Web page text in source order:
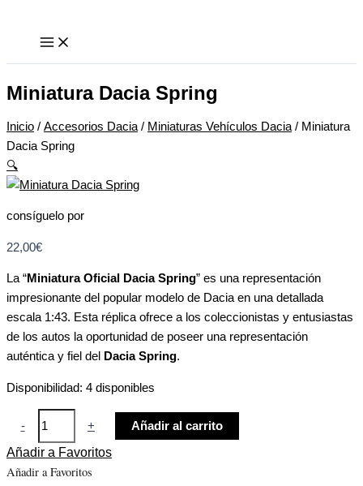
contenido
Miniatura Dacia Spring
Inicio / Accesorios Dacia / Miniaturas Vehículos Dacia / Miniatura
Dacia Spring
🔍
consíguelo por
22,00€
La “Miniatura Oficial Dacia Spring” es una representación
impresionante del popular modelo de Dacia en una detallada
escala 1:43. Esta réplica ofrece a los coleccionistas y entusiastas
de los autos la oportunidad de poseer una representación
auténtica y fiel del
Dacia Spring.
Disponibilidad: 4 disponibles
-
cantidad
+ Añadir al carrito
Añadir a Favoritos
Añadir a Favoritos